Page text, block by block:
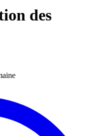
des